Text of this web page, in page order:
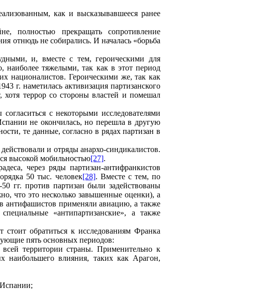
как и высказывавшееся ранее
полностью прекращать сопротивление
отнюдь не собирались. И началась «борьба
и, вместе с тем, героическими для
наиболее тяжелыми, так как в этот период
националистов. Героическими же, так как
г. наметилась активизация партизанского
террор со стороны властей и помешал
с некоторыми исследователями
не окончилась, но перешла в другую
те данные, согласно в рядах партизан в
и отряды анархо-синдикалистов.
высокой мобильностью[27].
через ряды партизан-антифранкистов
50 тыс. человек[28]. Вместе с тем, по
гг. против партизан были задействованы
что это несколько завышенные оценки), а
антифашистов применяли авиацию, а также
«антипартизанские», а также
стоит обратиться к исследованиям Франка
пять основных периодов:
территории страны. Применительно к
наибольшего влияния, таких как Арагон,
Испании;